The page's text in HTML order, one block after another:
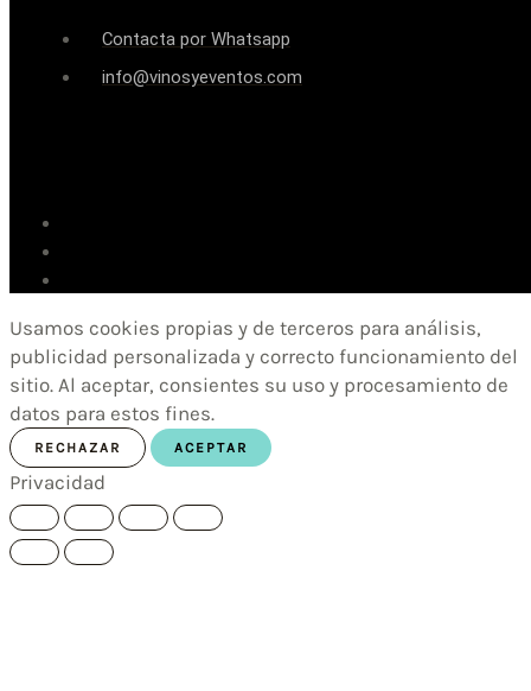
Contacta por Whatsapp
info@vinosyeventos.com
Usamos cookies propias y de terceros para análisis,
publicidad personalizada y correcto funcionamiento del
sitio. Al aceptar, consientes su uso y procesamiento de
datos para estos fines.
RECHAZAR ACEPTAR
Privacidad